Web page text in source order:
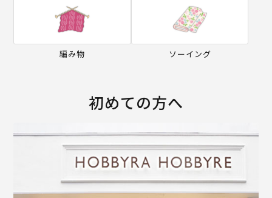
編み物 ソーイング
初めての方へ